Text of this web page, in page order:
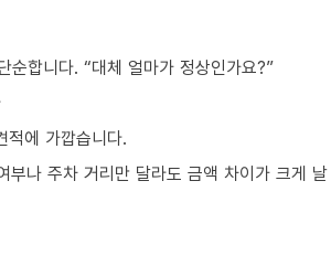
합니다. “대체 얼마가 정상인가요?”
적에 가깝습니다.
나 주차 거리만 달라도 금액 차이가 크게